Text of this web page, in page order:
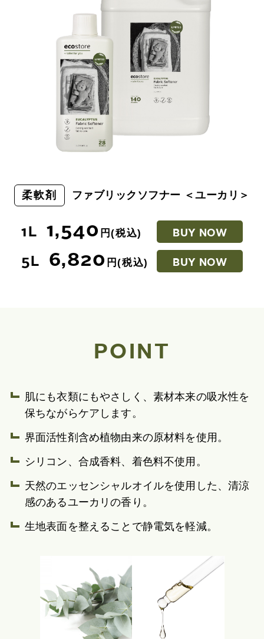
柔軟剤 ファブリックソフナー ＜ユーカリ＞
1L 1,540 円(税込) BUY NOW
5L 6,820 円(税込) BUY NOW
POINT
肌にも衣類にもやさしく、素材本来の吸水性を
保ちながらケアします。
界面活性剤含め植物由来の原材料を使用。
シリコン、合成香料、着色料不使用。
天然のエッセンシャルオイルを使用した、清涼
感のあるユーカリの香り。
生地表面を整えることで静電気を軽減。